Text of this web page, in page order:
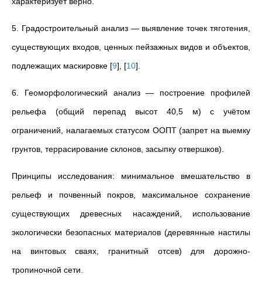
5. Градостроительный анализ — выявление точек тяготения,
существующих входов, ценных пейзажных видов и объектов,
подлежащих маскировке [9] [10]
6. Геоморфологический анализ — построение профилей
рельефа (общий перепад высот 40,5 м) с учётом
ограничений, налагаемых статусом ООПТ (запрет на выемку
грунтов, террасирование склонов, засыпку отвершков).
Принципы исследования: минимальное вмешательство в
рельеф и почвенный покров, максимальное сохранение
существующих древесных насаждений, использование
экологически безопасных материалов (деревянные настилы
на винтовых сваях, гранитный отсев) для дорожно-
тропиночной сети.